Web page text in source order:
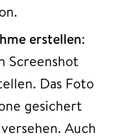
erstellen:
Screenshot
Das Foto
gesichert
Auch